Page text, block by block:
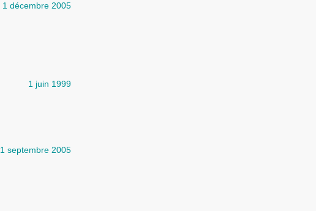
1 décembre 2005
1 juin 1999
1 septembre 2005